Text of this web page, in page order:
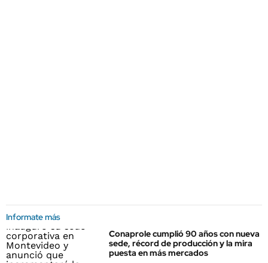
Informate más
Conaprole cumplió 90 años con nueva
sede, récord de producción y la mira
puesta en más mercados